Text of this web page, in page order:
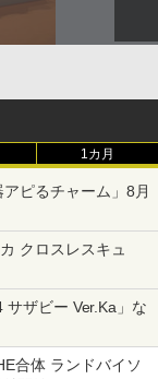
1カ月
ピるチャーム」8月
クロスレスキュ
ザビー Ver.Ka」な
合体 ランドバイソ